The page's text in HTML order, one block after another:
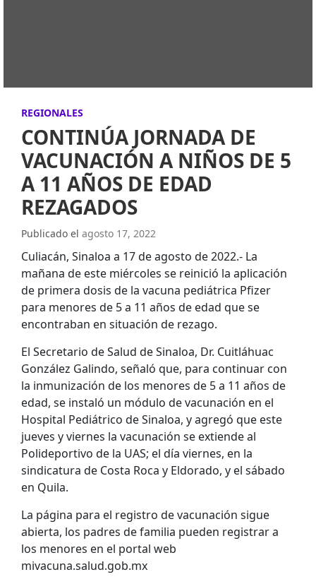
REGIONALES
CONTINÚA JORNADA DE
VACUNACIÓN A NIÑOS DE 5
A 11 AÑOS DE EDAD
REZAGADOS
Publicado el agosto 17, 2022
Culiacán, Sinaloa a 17 de agosto de 2022.- La
mañana de este miércoles se reinició la aplicación
de primera dosis de la vacuna pediátrica Pfizer
para menores de 5 a 11 años de edad que se
encontraban en situación de rezago.
El Secretario de Salud de Sinaloa, Dr. Cuitláhuac
González Galindo, señaló que, para continuar con
la inmunización de los menores de 5 a 11 años de
edad, se instaló un módulo de vacunación en el
Hospital Pediátrico de Sinaloa, y agregó que este
jueves y viernes la vacunación se extiende al
Polideportivo de la UAS; el día viernes, en la
sindicatura de Costa Roca y Eldorado, y el sábado
en Quila.
La página para el registro de vacunación sigue
abierta, los padres de familia pueden registrar a
los menores en el portal web
mivacuna.salud.gob.mx